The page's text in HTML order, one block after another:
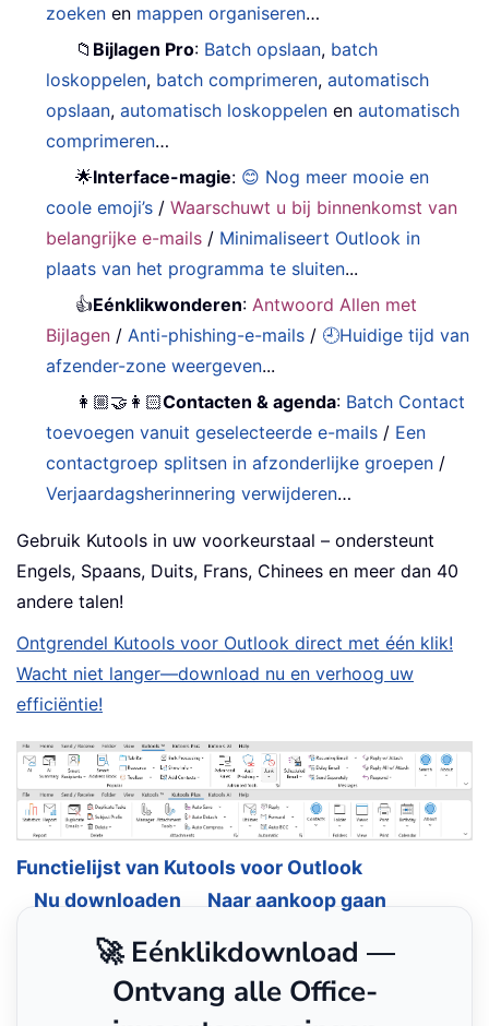
zoeken en mappen organiseren…
📁 Bijlagen Pro: Batch opslaan, batch
loskoppelen, batch comprimeren,automatisch
opslaan,automatisch loskoppelen enautomatisch
comprimeren…
🌟Interface-magie: 😊 Nog meer mooie en
coole emoji’s /Waarschuwt u bij binnenkomst van
belangrijke e-mails / Minimaliseert Outlook in
plaats van het programma te sluiten...
👍Eénklikwonderen: Antwoord Allen met
Bijlagen / Anti-phishing-e-mails / 🕘Huidige tijd van
afzender-zone weergeven...
👩🏼‍🤝‍👩🏻Contacten & agenda: Batch Contact
toevoegen vanuit geselecteerde e-mails / Een
contactgroep splitsen in afzonderlijke groepen /
Verjaardagsherinnering verwijderen…
Gebruik Kutools in uw voorkeurstaal – ondersteunt
Engels, Spaans, Duits, Frans, Chinees en meer dan 40
andere talen!
Ontgrendel Kutools voor Outlook direct met één klik!
Wacht niet langer—download nu en verhoog uw
efficiëntie!
Functielijst van Kutools voor Outlook
Nu downloaden
Naar aankoop gaan
🚀 Eénklikdownload —
Ontvang alle Office-